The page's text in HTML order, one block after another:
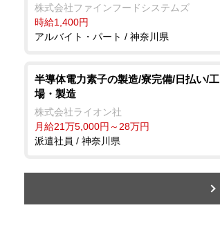
株式会社ファインフードシステムズ
時給1,400円
アルバイト・パート / 神奈川県
半導体電力素子の製造/寮完備/日払い/工
場・製造
株式会社ライオン社
月給21万5,000円～28万円
派遣社員 / 神奈川県